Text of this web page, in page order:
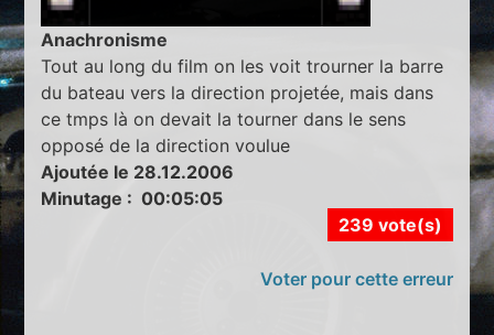
Anachronisme
Tout au long du film on les voit trourner la barre
du bateau vers la direction projetée, mais dans
ce tmps là on devait la tourner dans le sens
opposé de la direction voulue
Ajoutée le 28.12.2006
Minutage : 00:05:05
239 vote(s)
Voter pour cette erreur